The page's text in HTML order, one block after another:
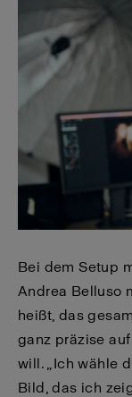
Bei dem Setup
Andrea Belluso
heißt, das
ganz präzise
will. „Ich wähle
Bild, das ich